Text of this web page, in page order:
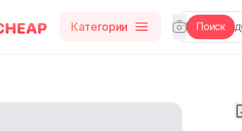
Категории Поиск